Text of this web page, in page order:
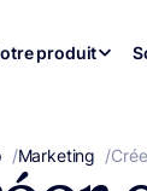
produit
correcteur
/Marketing /